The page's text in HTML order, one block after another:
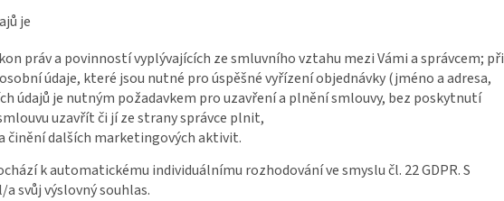
je
práv a povinností vyplývajících ze smluvního vztahu mezi Vámi a správcem; při
údaje, které jsou nutné pro úspěšné vyřízení objednávky (jméno a adresa,
údajů je nutným požadavkem pro uzavření a plnění smlouvy, bez poskytnutí
uzavřít či jí ze strany správce plnit,
činění dalších marketingových aktivit.
k automatickému individuálnímu rozhodování ve smyslu čl. 22 GDPR. S
svůj výslovný souhlas.